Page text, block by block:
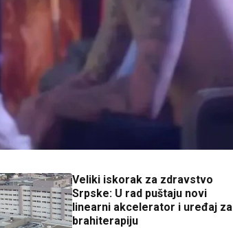
Veliki iskorak za zdravstvo
Srpske: U rad puštaju novi
linearni akcelerator i uređaj za
brahiterapiju